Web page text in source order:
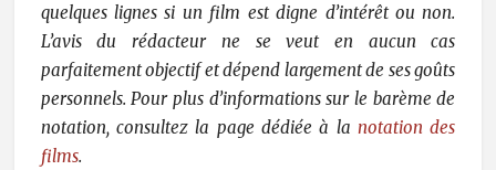
quelques lignes si un film est digne d’intérêt ou non.
L’avis du rédacteur ne se veut en aucun cas
parfaitement objectif et dépend largement de ses goûts
personnels. Pour plus d’informations sur le barème de
notation, consultez la page dédiée à lanotation des
films.